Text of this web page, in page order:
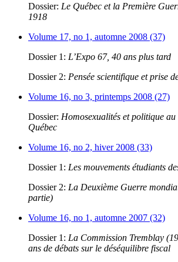
Dossier: Le Québec et la Première
1918
Volume 17, no 1, automne 2008 (37)
Dossier 1: L’Expo 67, 40 ans plus tard
Dossier 2: Pensée scientifique et prise
Volume 16, no 3, printemps 2008 (27)
Dossier: Homosexualités et politique
Québec
Volume 16, no 2, hiver 2008 (33)
Dossier 1: Les mouvements étudiants
Dossier 2: La Deuxième Guerre
partie)
Volume 16, no 1, automne 2007 (32)
Dossier 1: La Commission Tremblay
ans de débats sur le déséquilibre fiscal